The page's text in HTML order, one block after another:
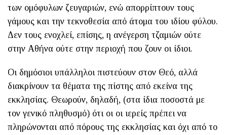
των ομόφυλων ζευγαριών, ενώ απορρίπτουν τους
γάμους και την τεκνοθεσία από άτομα του ιδίου φύλου.
Δεν τους ενοχλεί, επίσης, η ανέγερση τζαμιών ούτε
στην Αθήνα ούτε στην περιοχή που ζουν οι ίδιοι.
Οι δημόσιοι υπάλληλοι πιστεύουν στον Θεό, αλλά
διακρίνουν τα θέματα της πίστης από εκείνα της
εκκλησίας. Θεωρούν, δηλαδή, (στα ίδια ποσοστά με
τον γενικό πληθυσμό) ότι οι οι ιερείς πρέπει να
πληρώνονται από πόρους της εκκλησίας και όχι από το